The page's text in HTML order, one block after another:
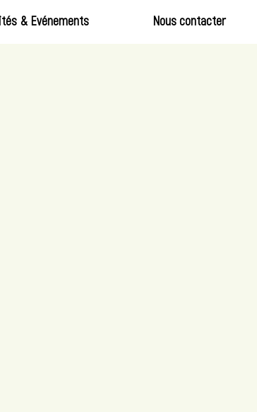
& Evénements Nous contacter